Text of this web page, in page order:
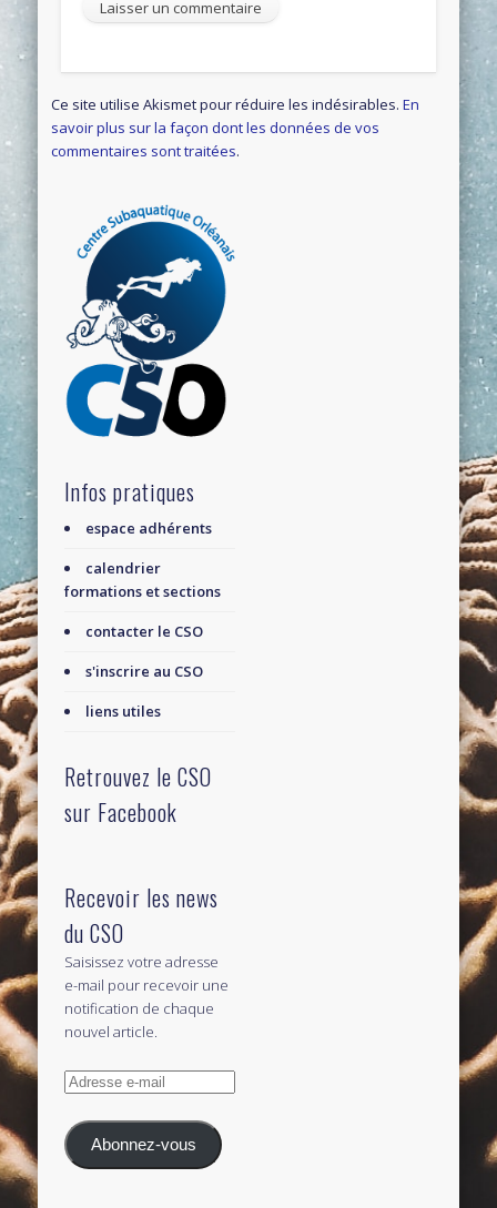
Ce site utilise Akismet pour réduire les indésirables.En
savoir plus sur la façon dont les données de vos
commentaires sont traitées.
Infos pratiques
espace adhérents
calendrier
formations et sections
contacter le CSO
s'inscrire au CSO
liens utiles
Retrouvez le CSO
sur Facebook
Recevoir les news
du CSO
Saisissez votre adresse
e-mail pour recevoir une
notification de chaque
nouvel article.
Adresse
mail
Abonnez-vous